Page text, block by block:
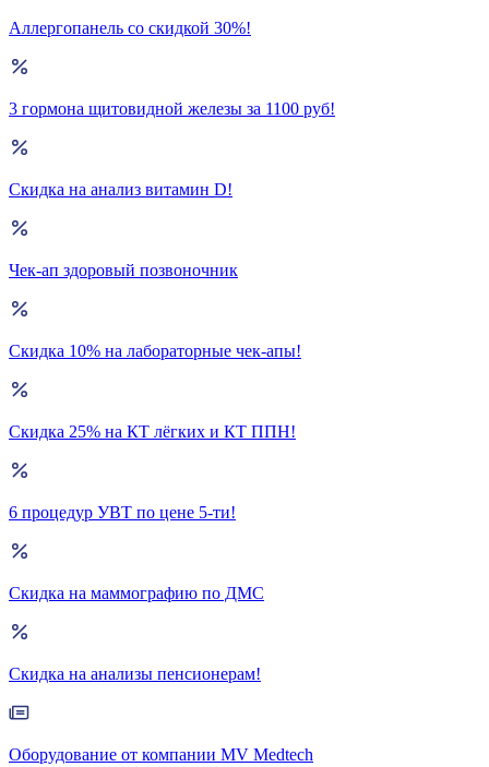
Аллергопанель со скидкой 30%!
3 гормона щитовидной железы за 1100 руб!
Скидка на анализ витамин D!
Чек-ап здоровый позвоночник
Скидка 10% на лабораторные чек-апы!
Скидка 25% на КТ лёгких и КТ ППН!
6 процедур УВТ по цене 5-ти!
Скидка на маммографию по ДМС
Скидка на анализы пенсионерам!
Оборудование от компании MV Medtech